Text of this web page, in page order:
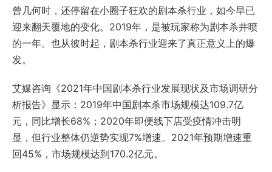
曾几何时，还停留在小圈子狂欢的剧本杀行业，如今早已
迎来翻天覆地的变化。2019年，是被玩家称为剧本杀井喷
的一年。也从彼时起，剧本杀行业迎来了真正意义上的爆
发。
艾媒咨询《2021年中国剧本杀行业发展现状及市场调研分
析报告》显示：2019年中国剧本杀市场规模达109.7亿
元，同比增长68%；2020年即便线下店受疫情冲击明
显，但行业整体仍逆势实现7%增速。2021年预期增速重
回45%，市场规模达到170.2亿元。